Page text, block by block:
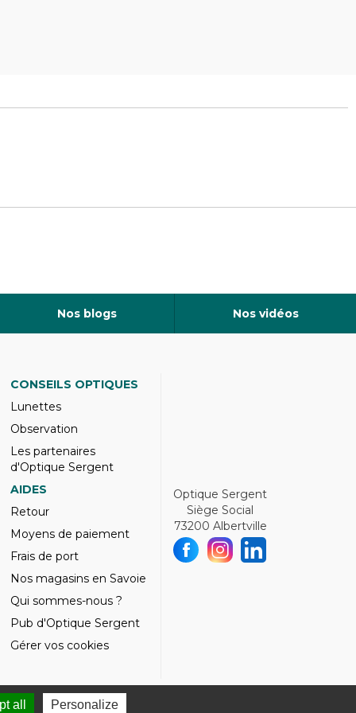
Nos blogs Nos vidéos
CONSEILS OPTIQUES
Lunettes
Observation
Les partenaires
d'Optique Sergent
AIDES
Retour
Moyens de paiement
Frais de port
Nos magasins en Savoie
Qui sommes-nous ?
Pub d'Optique Sergent
Gérer vos cookies
Optique Sergent
Siège Social
73200 Albertville
all Personalize